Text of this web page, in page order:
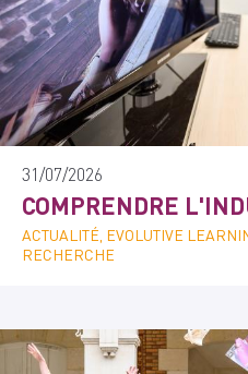
31/07/2026
COMPRENDRE
ACTUALITÉ, EVOLUTIVE
RECHERCHE